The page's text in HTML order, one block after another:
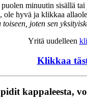
minuutin sisällä
ole hyvä ja klikkaa
joten sen
Yritä uudelleen
Klikkaa
kappaleesta,